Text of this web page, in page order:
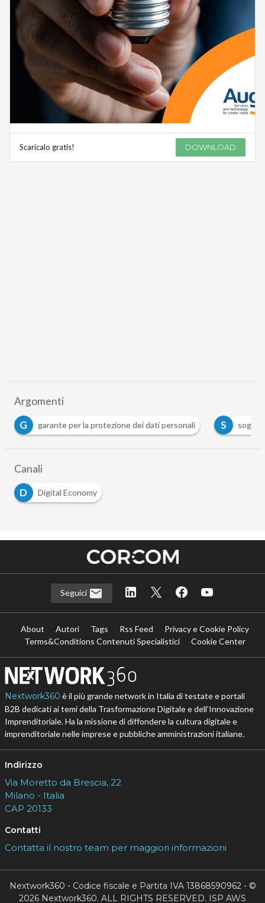
Scaricalo gratis! DOWNLOAD
Argomenti
G
garante per la protezione dei dati personali S sogei
Canali
D
Digital Economy
Seguici
About Autori Tags Rss Feed
Privacy e Cookie Policy
Terms&Conditions Contenuti Specialistici
Cookie Center
Nextwork360 è il più grande network in Italia di testate e portali
B2B dedicati ai temi della Trasformazione Digitale e dell’Innovazione
Imprenditoriale. Ha la missione di diffondere la cultura digitale e
imprenditoriale nelle imprese e pubbliche amministrazioni italiane.
Indirizzo
Via Moretto da Brescia, 22
Milano - Italia
CAP 20133
Contatti
Contatta il nostro team per maggiori informazioni
Nextwork360 - Codice fiscale e Partita IVA 13868590962 - ©
2026 Nextwork360. ALL RIGHTS RESERVED. ISP AWS